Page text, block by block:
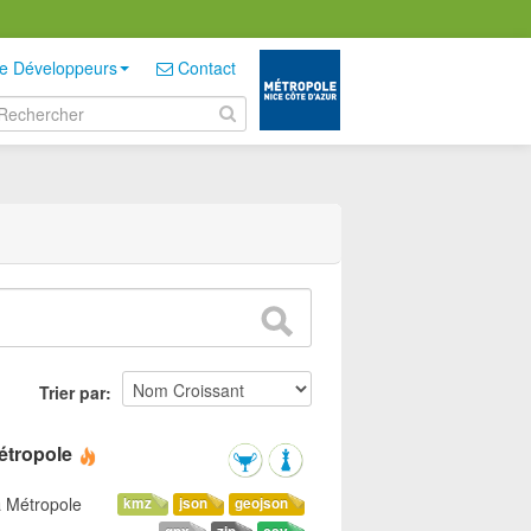
Développeurs Contact
Trier par
geojson
json
kmz
Métropole